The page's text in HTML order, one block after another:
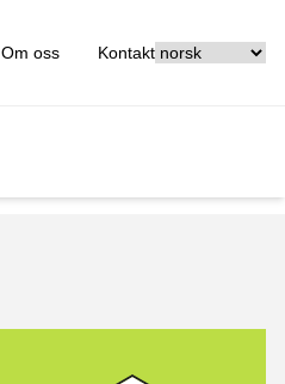
Om oss Kontakt